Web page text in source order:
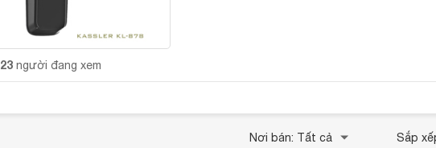
23 người đang xem
Nơi bán: Tất cả Sắp